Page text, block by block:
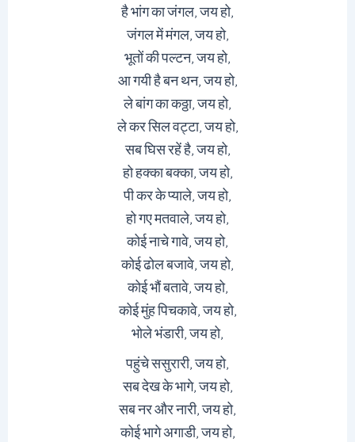
है भांग का जंगल, जय हो,
जंगल में मंगल, जय हो,
भूतों की पल्टन, जय हो,
आ गयी है बन थन, जय हो,
ले बांग का कठ्ठा, जय हो,
ले कर सिल वट्टा, जय हो,
सब घिस रहें है, जय हो,
हो हक्का बक्का, जय हो,
पी कर के प्याले, जय हो,
हो गए मतवाले, जय हो,
कोई नाचे गावे, जय हो,
कोई ढोल बजावे, जय हो,
कोई भौं बतावे, जय हो,
कोई मुंह पिचकावे, जय हो,
भोले भंडारी, जय हो,
पहुंचे ससुरारी, जय हो,
सब देख के भागे, जय हो,
सब नर और नारी, जय हो,
कोई भागे अगाडी, जय हो,